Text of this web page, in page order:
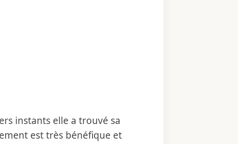
instants elle a trouvé sa
est très bénéfique et